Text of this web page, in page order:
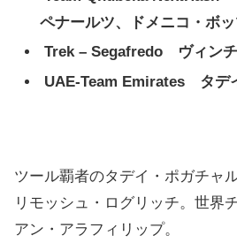
ペナールツ、ドメニコ・ボ
Trek – Segafredo ヴィンチ
UAE-Team Emirates タデ
ツール覇者のタデイ・ポガチャ
リモッシュ・ログリッチ。世界
アン・アラフィリップ。